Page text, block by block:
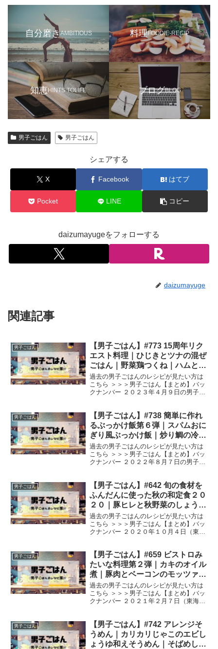
自分磨きAMBITIOUS 料理FOODIE-RECIP
知恵HINTS TOLIFE ブログBLOG
男子ごはん 男子ごはん
シェアする
X Facebook はてブ
Pocket LINE コピー
daizumayugeをフォローする
daizumayuge
関連記事
男子ごはん
【男子ごはん】#773 15周年リク
エスト料理｜ひじきとツナの混ぜ
ごはん｜野菜鶏つくね｜ハムと切
り干し大根の中華炒め｜鶏もも肉
のしょうが煮込み
過去の男子ごはんのレシピが見たい方は
こちら ＞＞＞男子ごはん【まとめ】バッ
クナンバー ２０２３年４月９日の男子ご
鶏もも肉のしょうが煮込み ひじきとツナ
の混ぜごは...
男子ごはん
【男子ごはん】#738 簡単に作れ
るぶっかけ飯第６弾｜スパムおに
ぎり風ぶっかけ飯｜炒り鯛の冷や
しぶっかけ飯｜豆腐卵の煮込みぶ
っかけ飯
過去の男子ごはんのレシピが見たい方は
こちら ＞＞＞男子ごはん【まとめ】バッ
クナンバー ２０２２年８月７日の男子ご
ぶっかけ飯 スパムおにぎり風ぶっかけ飯
（出典：）...
男子ごはん
【男子ごはん】#642 旬の食材を
ふんだんに使った秋の和定食２０
２０｜豚ヒレと秋野菜のしょうが
煮｜春菊のごま酢和え｜揚げカブ
のお吸い物
過去の男子ごはんのレシピが見たい方は
こちら ＞＞＞男子ごはん【まとめ】バッ
クナンバー ２０２０年１０月４日（東海
ヒレと秋野菜のしょうが煮 パパッと簡
単！ごはんがすす...
男子ごはん
【男子ごはん】#659 ビストロみ
たいな料理第２弾｜カキのオイル
煮｜豚肉とベーコンのモッツァレ
ラチーズロールれんこんピューレ
｜チョコオレンジソースのブラン
マンジェ
過去の男子ごはんのレシピが見たい方は
こちら ＞＞＞男子ごはん【まとめ】バッ
クナンバー ２０２１年２月７日（東海地
３品です。 前菜は、 オリーブ油でじっく
り煮込む！ ...
男子ごはん
【男子ごはん】#742 アレンジそ
うめん｜カリカリじゃこのエビし
ょうゆ和えそうめん｜そばめし風